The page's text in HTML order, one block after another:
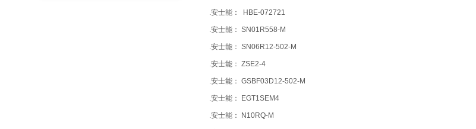
.安士能： HBE-072721
.安士能： SN01R558-M
.安士能： SN06R12-502-M
.安士能： ZSE2-4
.安士能： GSBF03D12-502-M
.安士能： EGT1SEM4
.安士能： N10RQ-M